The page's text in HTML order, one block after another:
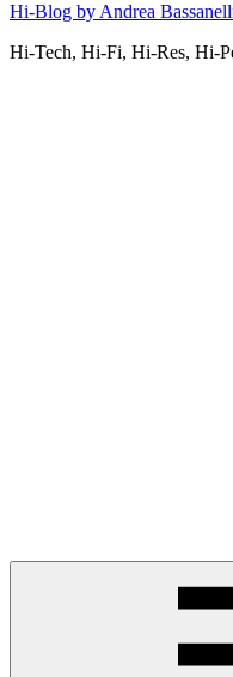
Hi-Blog by Andrea
Hi-Tech, Hi-Fi, Hi-Res, Hi-